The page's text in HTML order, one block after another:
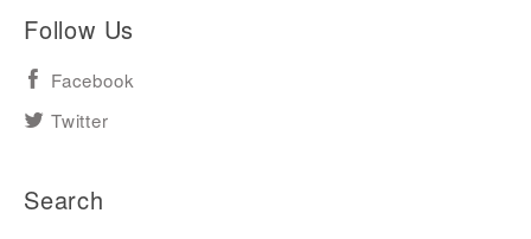
Follow Us
Facebook
Twitter
Search